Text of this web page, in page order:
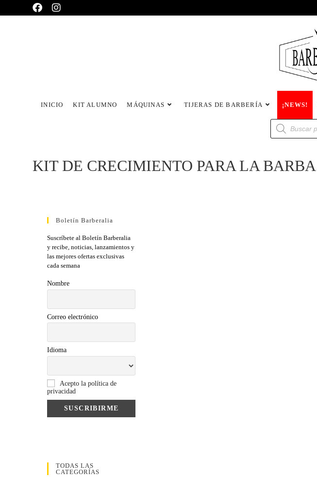
INICIO KIT ALUMNO MÁQUINAS TIJERAS DE BARBERÍA ¡NEWS!
KIT DE CRECIMIENTO PARA LA BARBA
Boletín Barberalia
Suscríbete al Boletín Barberalia
y recibe, noticias, lanzamientos y
las mejores ofertas exclusivas
cada semana
Nombre
Correo electrónico
Idioma
Acepto la política de
privacidad
TODAS LAS
CATEGORÍAS